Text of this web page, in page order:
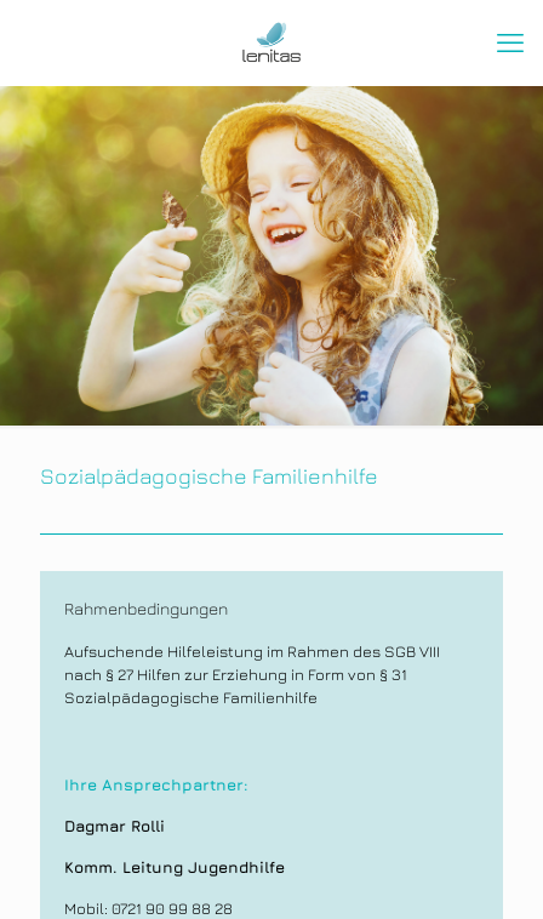
Sozialpädagogische Familienhilfe
Rahmenbedingungen
Aufsuchende Hilfeleistung im Rahmen des SGB VIII
nach § 27 Hilfen zur Erziehung in Form von § 31
Sozialpädagogische Familienhilfe
Ihre Ansprechpartner:
Dagmar Rolli
Komm. Leitung Jugendhilfe
Mobil: 0721 90 99 88 28